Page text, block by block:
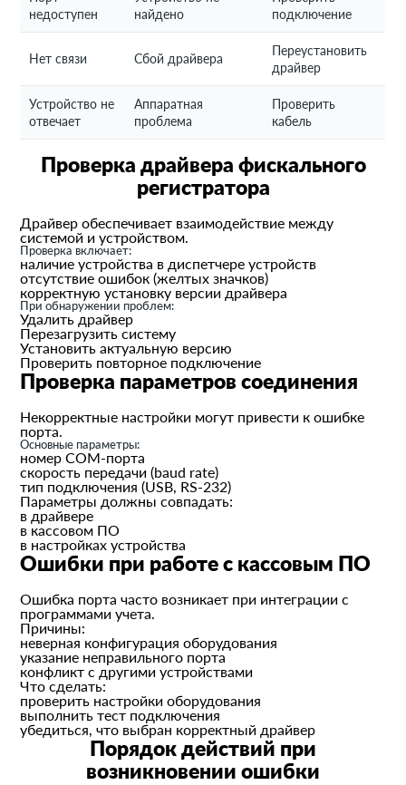
недоступен
найдено
подключение
Нет связи Сбой драйвера
Переустановить
драйвер
Устройство не
отвечает
Аппаратная
проблема
Проверить
кабель
Проверка драйвера фискального
регистратора
Драйвер обеспечивает взаимодействие между
системой и устройством.
Проверка включает:
наличие устройства в диспетчере устройств
отсутствие ошибок (желтых значков)
корректную установку версии драйвера
При обнаружении проблем:
Удалить драйвер
Перезагрузить систему
Установить актуальную версию
Проверить повторное подключение
Проверка параметров соединения
Некорректные настройки могут привести к ошибке
порта.
Основные параметры:
номер COM-порта
скорость передачи (baud rate)
тип подключения (USB, RS-232)
Параметры должны совпадать:
в драйвере
в кассовом ПО
в настройках устройства
Ошибки при работе с кассовым ПО
Ошибка порта часто возникает при интеграции с
программами учета.
Причины:
неверная конфигурация оборудования
указание неправильного порта
конфликт с другими устройствами
Что сделать:
проверить настройки оборудования
выполнить тест подключения
убедиться, что выбран корректный драйвер
Порядок действий при
возникновении ошибки